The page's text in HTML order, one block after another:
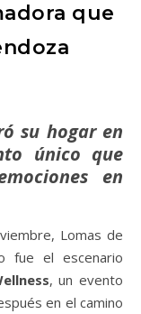
que
único que
en
Lomas de
fue el escenario
, un evento
en el camino